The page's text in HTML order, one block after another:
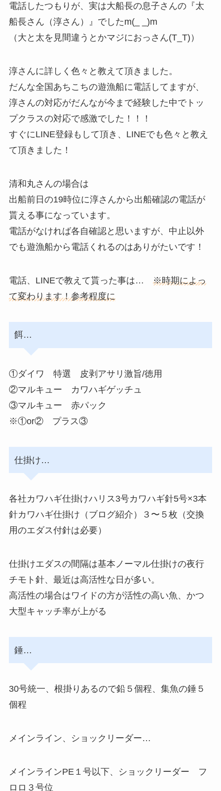
電話したつもりが、実は大船長の息子さんの『太
船長さん（淳さん）』でしたm(_ _)m
（大と太を見間違うとかマジにおっさん(T_T)）
淳さんに詳しく色々と教えて頂きました。
だんな全国あちこちの遊漁船に電話してますが、
淳さんの対応がだんなが今まで経験した中でトッ
プクラスの対応で感激でした！！！
すぐにLINE登録もして頂き、LINEでも色々と教え
て頂きました！
清和丸さんの場合は
出船前日の19時位に淳さんから出船確認の電話が
貰える事になっています。
電話がなければ各自確認と思いますが、中止以外
でも遊漁船から電話くれるのはありがたいです！
電話、LINEで教えて貰った事は… ※時期によっ
て変わります！参考程度に
餌…
①ダイワ 特選 皮剥アサリ激旨/徳用
②マルキュー カワハギゲッチュ
③マルキュー 赤パック
※①or② プラス③
仕掛け…
各社カワハギ仕掛けハリス3号カワハギ針5号×3本
針カワハギ仕掛け（ブログ紹介）３〜５枚（交換
用のエダス付針は必要）
仕掛けエダスの間隔は基本ノーマル仕掛けの夜行
チモト針、最近は高活性な日が多い。
高活性の場合はワイドの方が活性の高い魚、かつ
大型キャッチ率が上がる
錘…
30号統一、根掛りあるので鉛５個程、集魚の錘５
個程
メインライン、ショックリーダー…
メインラインPE１号以下、ショックリーダー フ
ロロ３号位